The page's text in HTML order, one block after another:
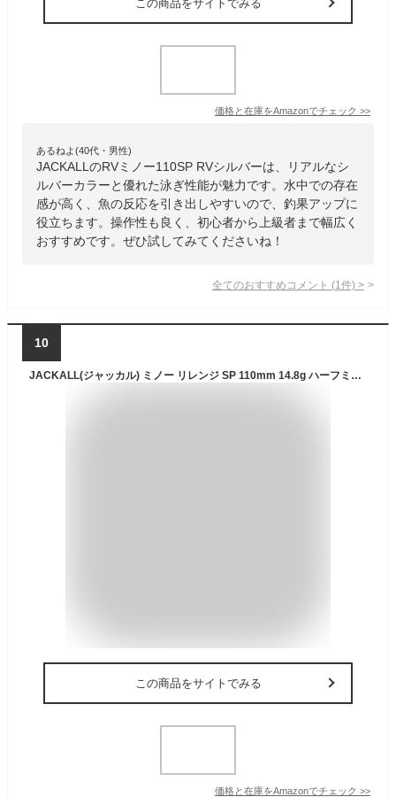
この商品をサイトでみる
価格と在庫をAmazonでチェック >>
あるねよ(40代・男性)
JACKALLのRVミノー110SP RVシルバーは、リアルなシ
ルバーカラーと優れた泳ぎ性能が魅力です。水中での存在
感が高く、魚の反応を引き出しやすいので、釣果アップに
役立ちます。操作性も良く、初心者から上級者まで幅広く
おすすめです。ぜひ試してみてくださいね！
全てのおすすめコメント (1 件) >
10
JACKALL(ジャッカル) ミノー リレンジ SP 110mm 14.8g ハーフミラーワカサギ ルアー
この商品をサイトでみる
価格と在庫をAmazonでチェック >>